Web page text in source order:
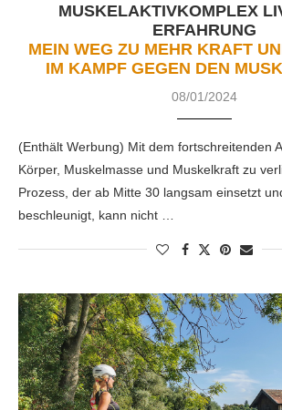
MUSKELAKTIVKOMPLEX
ERFAHRUNG
MEIN WEG ZU MEHR KRAFT
IM KAMPF GEGEN DEN
08/01/2024
(Enthält Werbung) Mit dem fortschreitenden
Körper, Muskelmasse und Muskelkraft zu
Prozess, der ab Mitte 30 langsam einsetzt
beschleunigt, kann nicht …